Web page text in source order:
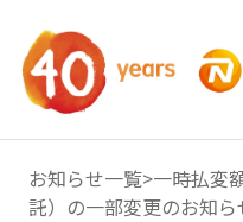
お知らせ一覧>一時払変
託）の一部変更のお知ら